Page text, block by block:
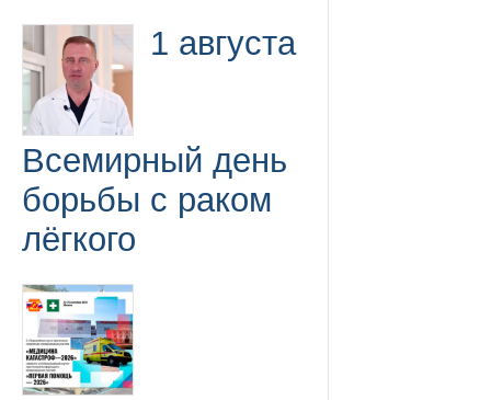
1 августа
Всемирный день
борьбы с раком
лёгкого